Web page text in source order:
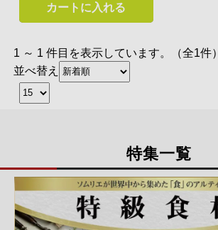
カートに入れる
1 ～ 1 件目を表示しています。（全1件）
並べ替え
特集一覧